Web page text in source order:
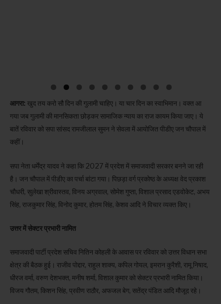
आगरा: खुद तय करो सौ दिन की गुलामी चाहिए। या चार दिन का स्वाभिमान। वक्त आ
गया जब गुलामी की मानसिकता छोड़कर सामाजिक न्याय का राज कायम किया जाए। ये
बातें रविवार को सपा सांसद रामजीलाल सुमन ने सेवला में आयोजित पीडीए जन चौपाल में
कहीं।
सपा नेता धर्मेंद्र यादव ने कहा कि 2027 में प्रदेश में समाजवादी सरकार बनने जा रही
है। जन चौपाल में पीडीए का पर्चा बांटा गया। पिछड़ा वर्ग प्रकोष्ठ के अध्यक्ष वेद प्रकाश
चौधरी, सुलेखा श्रीवास्तव, विनय अग्रवाल, सोमेश गुप्ता, विशाल प्रसाद एडवोकेट, अभय
सिंह, राजकुमार सिंह, विनोद कुमार, होतम सिंह, केशव आदि ने विचार व्यक्त किए।
उत्तर में सेक्टर प्रभारी नामित
समाजवादी पार्टी प्रदेश सचिव नितिन कोहली के आवास पर रविवार को उत्तर विधान सभा
क्षेत्र की बैठक हुई। राजीव पोद्दार, राहुल शाक्य, कपिल गोयल, इमरान कुरैशी, रामू निषाद,
धीरज वर्मा, वरुण देशभक्त, मनीष शर्मा, विशाल कुमार को सेक्टर प्रभारी नामित किया।
विजय गौतम, किशन सिंह, प्रवीण राठौर, अफजल बेग, सतेंद्र पंडित आदि मौजूद रहे।